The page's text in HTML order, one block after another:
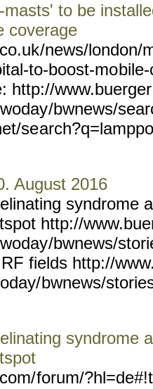
to be
coverage
/news/london/
to-boost-mo
http://www.buerger
/bwnews/
se
August 2016
syndrome
http://
/bwnews/
fields http://
bwnews/
syndrome
forum/